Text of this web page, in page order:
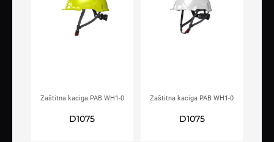
Zaštitna kaciga PAB WH1-0
D1075
Zaštitna kaciga PAB WH1-0
D1075